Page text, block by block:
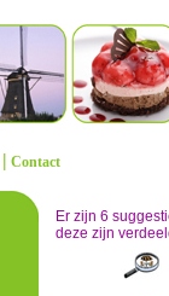
| Contact
Er zijn 6
deze zijn